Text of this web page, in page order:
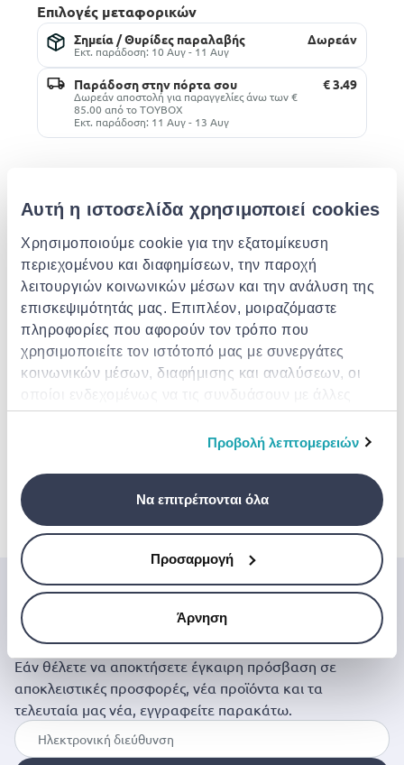
Αυτή η ιστοσελίδα χρησιμοποιεί cookies
Χρησιμοποιούμε cookie για την εξατομίκευση
περιεχομένου και διαφημίσεων, την παροχή
λειτουργιών κοινωνικών μέσων και την ανάλυση της
επισκεψιμότητάς μας. Επιπλέον, μοιραζόμαστε
πληροφορίες που αφορούν τον τρόπο που
χρησιμοποιείτε τον ιστότοπό μας με συνεργάτες
κοινωνικών μέσων, διαφήμισης και αναλύσεων, οι
οποίοι ενδεχομένως να τις συνδυάσουν με άλλες
πληροφορίες που τους έχετε παραχωρήσει ή τις
οποίες έχουν συλλέξει σε σχέση με την από μέρους
Προβολή λεπτομερειών
Να επιτρέπονται όλα
Προσαρμογή
Άρνηση
Επιλογές μεταφορικών
Σημεία / Θυρίδες παραλαβής
Εκτ. παράδοση: 10 Αυγ - 11 Αυγ
Δωρεάν
Παράδοση στην πόρτα σου
Δωρεάν αποστολή για παραγγελίες άνω των €
85.00 από το TOYBOX
Εκτ. παράδοση: 11 Αυγ - 13 Αυγ
€ 3.49
Χαρακτηριστικά
Παρόμοια προϊόντα
inch plush
AURORA
inch plush
€ 19.99
AURORA
tiger 8-inch plush
Μπες στον κόσμο της
Jinius
Εάν θέλετε να αποκτήσετε έγκαιρη πρόσβαση σε
αποκλειστικές προσφορές, νέα προϊόντα και τα
τελευταία μας νέα, εγγραφείτε παρακάτω.